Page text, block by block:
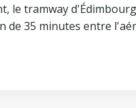
le tramway
de 35 minutes entre